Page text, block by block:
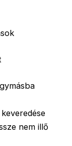
nem illő